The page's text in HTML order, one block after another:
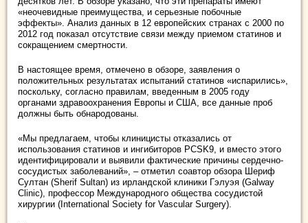
«неочевидные преимущества, и серьезные побочные
эффекты». Анализ данных в 12 европейских странах с 2000 по
2012 год показал отсутствие связи между приемом статинов и
сокращением смертности.
В настоящее время, отмечено в обзоре, заявления о
положительных результатах испытаний статинов «испарились»,
поскольку, согласно правилам, введенным в 2005 году
органами здравоохранения Европы и США, все данные проб
должны быть обнародованы.
«Мы предлагаем, чтобы клиницисты отказались от
использования статинов и ингибиторов PCSK9, и вместо этого
идентифицировали и выявили фактические причины сердечно-
сосудистых заболеваний», – отметил соавтор обзора Шериф
Султан (Sherif Sultan) из ирландской клиники Гэлуэя (Galway
Clinic), профессор Международного общества сосудистой
хирургии (International Society for Vascular Surgery).